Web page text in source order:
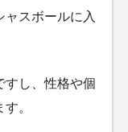
スボールに入
し、性格や個
。